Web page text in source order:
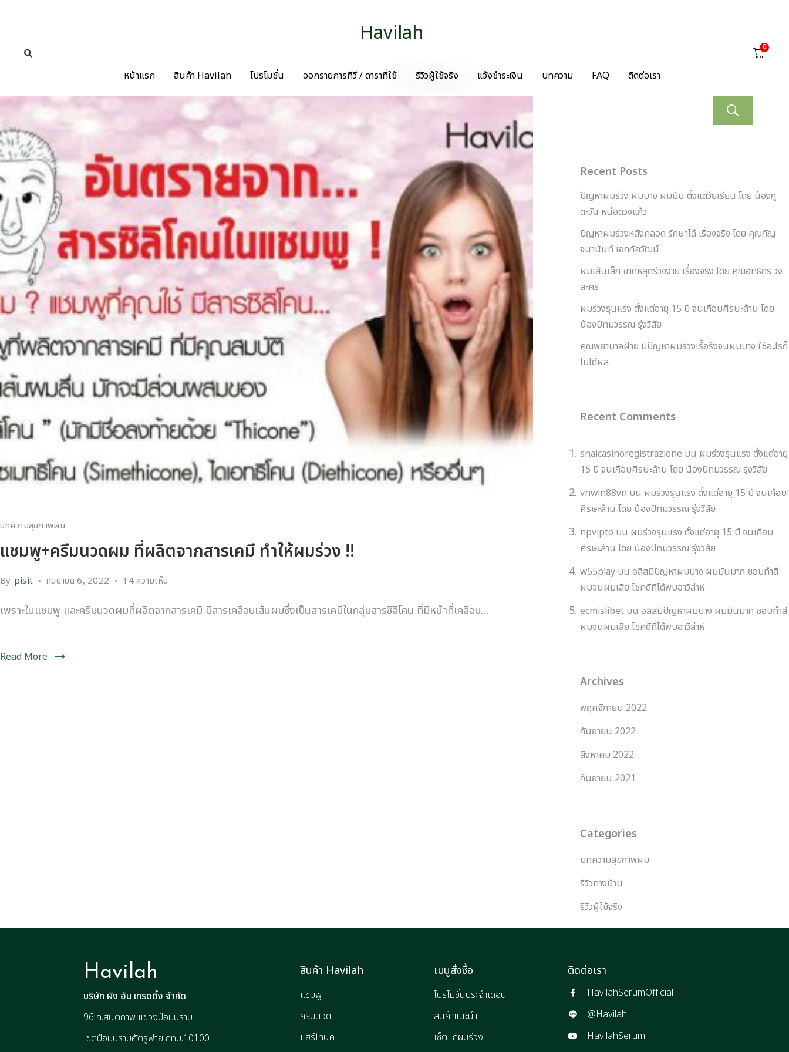
Havilah
หน้าแรก สินค้า Havilah โปรโมชั่น ออกรายการทีวี / ดาราที่ใช้ รีวิวผู้ใช้จริง แจ้งชำระเงิน บทความ FAQ ติดต่อเรา
0
บทความสุขภาพผม
แชมพู+ครีมนวดผม ที่ผลิตจากสารเคมี ทำให้ผมร่วง !!
By pisit กันยายน 6, 2022 14 ความเห็น
เพราะในแชมพู และครีมนวดผมที่ผลิตจากสารเคมี มีสารเคลือบเส้นผมซึ่งเป็นสารเคมีในกลุ่มสารซิลิโคน ที่มีหน้าที่เคลือบ…
Read More
Recent Posts
ปัญหาผมร่วง ผมบาง ผมมัน ตั้งแต่วัยเรียน โดย น้องภู
ตะวัน หน่อดวงแก้ว
ปัญหาผมร่วงหลังคลอด รักษาได้ เรื่องจริง โดย คุณกัญ
จนานันท์ เอกภัควัฒน์
ผมเส้นเล็ก ขาดหลุดร่วงง่าย เรื่องจริง โดย คุณอิทธิกร วง
ละคร
ผมร่วงรุนแรง ตั้งแต่อายุ 15 ปี จนเกือบศีรษะล้าน โดย
น้องปัทมวรรณ รุ่งวิสัย
คุณพยาบาลฝ้าย มีปัญหาผมร่วงเรื้อรังจนผมบาง ใช้อะไรก็
ไม่ได้ผล
Recent Comments
snaicasinoregistrazione บน ผมร่วงรุนแรง ตั้งแต่อายุ
15 ปี จนเกือบศีรษะล้าน โดย น้องปัทมวรรณ รุ่งวิสัย
vnwin88vn บน ผมร่วงรุนแรง ตั้งแต่อายุ 15 ปี จนเกือบ
ศีรษะล้าน โดย น้องปัทมวรรณ รุ่งวิสัย
npvipto บน ผมร่วงรุนแรง ตั้งแต่อายุ 15 ปี จนเกือบ
ศีรษะล้าน โดย น้องปัทมวรรณ รุ่งวิสัย
w55playบน อลิสมีปัญหาผมบาง ผมมันมาก ชอบทำสี
ผมจนผมเสีย โชคดีที่ได้พบฮาวิล่าห์
ecmislibetบน อลิสมีปัญหาผมบาง ผมมันมาก ชอบทำสี
ผมจนผมเสีย โชคดีที่ได้พบฮาวิล่าห์
Archives
พฤศจิกายน 2022
กันยายน 2022
สิงหาคม 2022
กันยายน 2021
Categories
บทความสุขภาพผม
รีวิวทางบ้าน
รีวิวผู้ใช้จริง
Havilah
บริษัท ผิง อัน เทรดดิ้ง จำกัด
96 ถ.สันติภาพ แขวงป้อมปราบ
เขตป้อมปราบศัตรูพ่าย กทม.10100
สินค้า Havilah
แชมพู
ครีมนวด
แฮร์โทนิค
เมนูสั่งซื้อ
โปรโมชั่นประจำเดือน
สินค้าแนะนำ
เซ็ตแก้ผมร่วง
ติดต่อเรา
HavilahSerumOfficial
@Havilah
HavilahSerum